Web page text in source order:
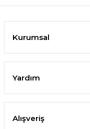
Kurumsal
Yardım
Alışveriş